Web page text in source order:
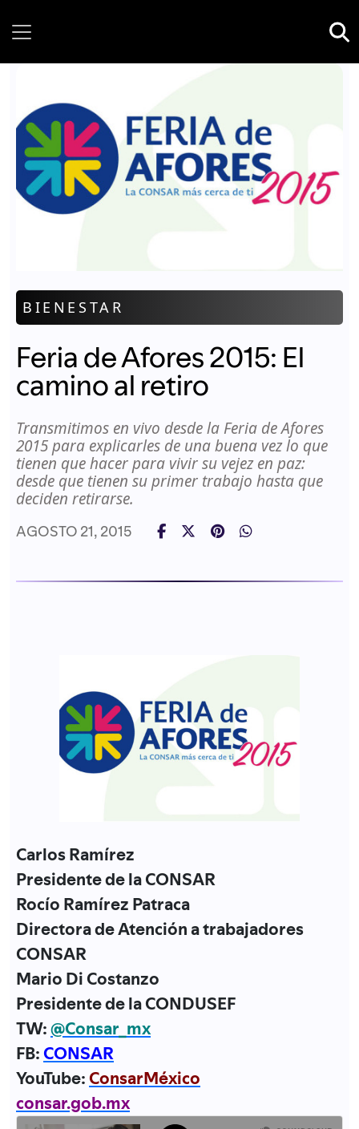
BIENESTAR
Feria de Afores 2015: El
camino al retiro
Transmitimos en vivo desde la Feria de Afores
2015 para explicarles de una buena vez lo que
tienen que hacer para vivir su vejez en paz:
desde que tienen su primer trabajo hasta que
deciden retirarse.
AGOSTO 21, 2015
Carlos Ramírez
Presidente de la CONSAR
Rocío Ramírez Patraca
Directora de Atención a trabajadores
CONSAR
Mario Di Costanzo
Presidente de la CONDUSEF
TW:@Consar_mx
FB:CONSAR
YouTube:ConsarMéxico
consar.gob.mx